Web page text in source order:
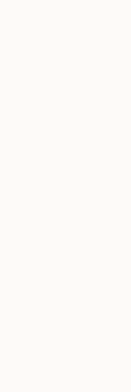
votre café et
adaptés,
de
bons réflexes,
que vous